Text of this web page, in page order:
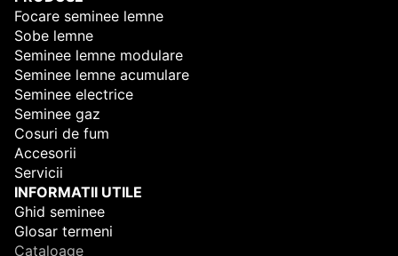
Focare seminee lemne
Sobe lemne
Seminee lemne modulare
Seminee lemne acumulare
Seminee electrice
Seminee gaz
Cosuri de fum
Accesorii
Servicii
INFORMATII UTILE
Ghid seminee
Glosar termeni
Cataloage